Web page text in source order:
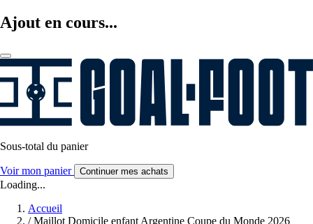
Ajout en cours...
Sous-total du panier
Voir mon panier Continuer mes achats
Loading...
Accueil
/ Maillot Domicile enfant Argentine Coupe du Monde 2026